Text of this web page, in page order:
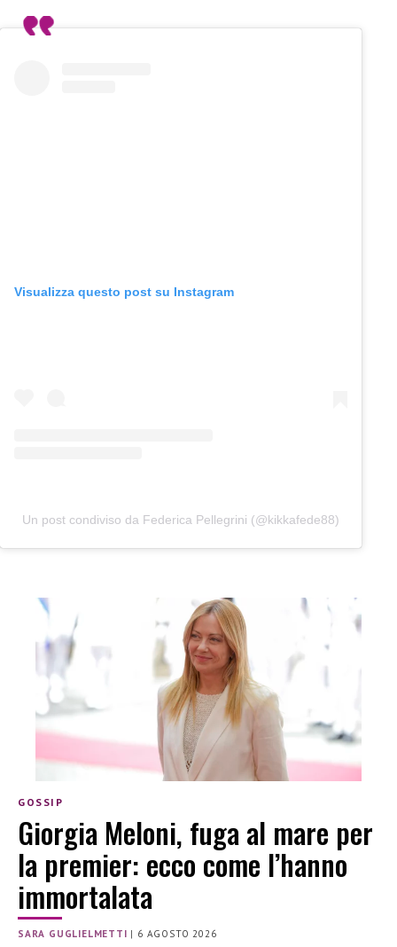
Visualizza questo post su Instagram
Un post condiviso da Federica Pellegrini (@kikkafede88)
GOSSIP
Giorgia Meloni, fuga al mare per
la premier: ecco come l’hanno
immortalata
SARA GUGLIELMETTI | 6 AGOSTO 2026